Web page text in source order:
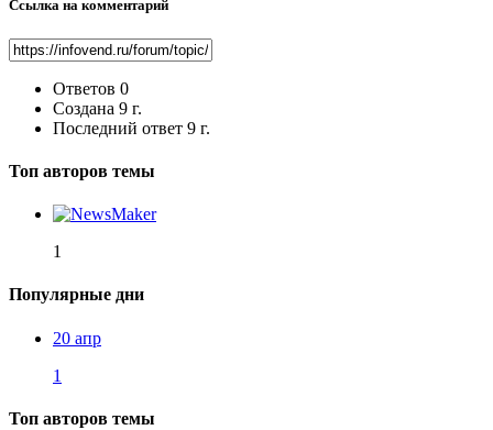
Ссылка на комментарий
Ответов 0
Создана 9 г.
Последний ответ 9 г.
Топ авторов темы
1
Популярные дни
20 апр
1
Топ авторов темы